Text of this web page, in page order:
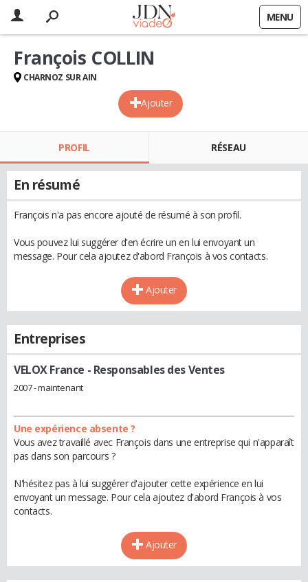
MENU
Ajouter
François COLLIN
CHARNOZ SUR AIN
PROFIL RÉSEAU
En résumé
François n'a pas encore ajouté de résumé à son profil.
Vous pouvez lui suggérer d'en écrire un en lui envoyant un
message. Pour cela ajoutez d'abord François à vos contacts.
Ajouter
Entreprises
VELOX France - Responsables des Ventes
2007 - maintenant
Une expérience absente ?
Vous avez travaillé avec François dans une entreprise qui n'apparaît
pas dans son parcours ?
N'hésitez pas à lui suggérer d'ajouter cette expérience en lui
envoyant un message. Pour cela ajoutez d'abord François à vos
contacts.
Ajouter